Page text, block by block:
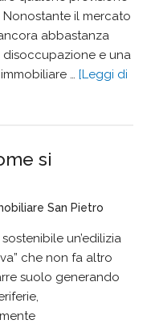
Nonostante il mercato
abbastanza
e una
…[Leggi di
si
San Pietro
un’edilizia
che non fa altro
suolo generando